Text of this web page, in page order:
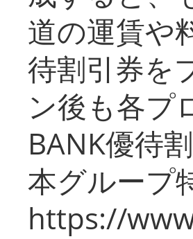
道の運賃や
待割引券を
ン後も各プ
BANK優待
本グループ
https://